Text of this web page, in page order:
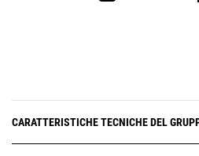
CARATTERISTICHE TECNICHE DEL